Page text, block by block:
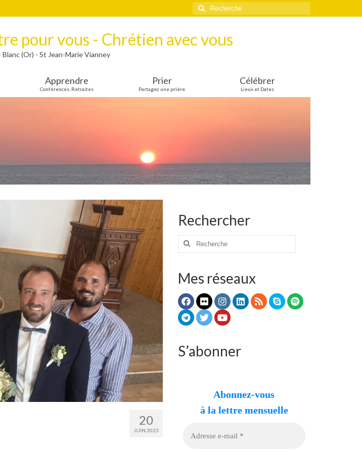
Rechercher
:
pour vous - Chrétien avec vous
(Or) - St Jean-Marie Vianney
Apprendre
Conférences, Retraites
Prier
Partagez une prière
Célébrer
Lieux et Dates
20
JUIN 2023
Rechercher
Rechercher
Mes réseaux
S’abonner
Abonnez-vous
à la lettre mensuelle